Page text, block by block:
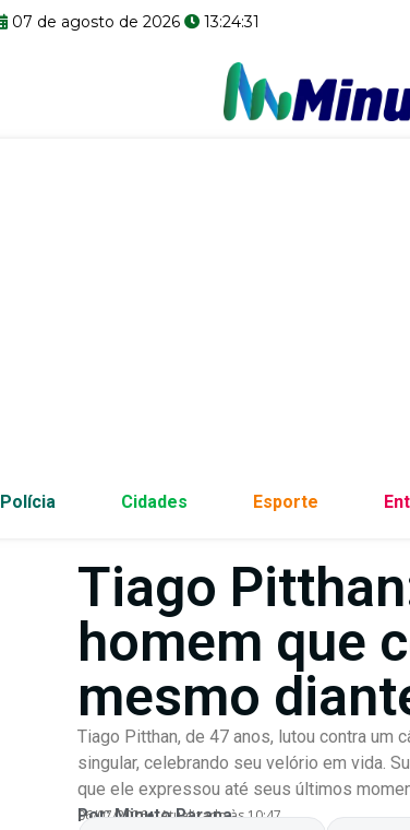
07 de agosto de 2026 13:24:32
Polícia Cidades Esporte
Tiago
homem que
mesmo
Tiago Pitthan, de 47 anos, lutou contra um
singular, celebrando seu velório em vida.
que ele expressou até seus últimos
Por:Minuto Parana
06/07/2026 Atualizado às 10:47